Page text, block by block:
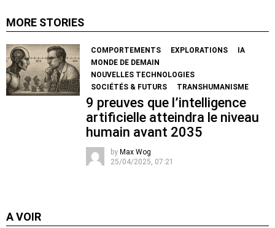
MORE STORIES
COMPORTEMENTS EXPLORATIONS
IA
MONDE DE DEMAIN
NOUVELLES TECHNOLOGIES
SOCIÉTÉS & FUTURS
TRANSHUMANISME
9 preuves que l’intelligence
artificielle atteindra le niveau
humain avant 2035
by Max Wog
25/04/2025, 07:21
A VOIR